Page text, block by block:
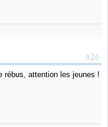
#26
rébus, attention les jeunes !